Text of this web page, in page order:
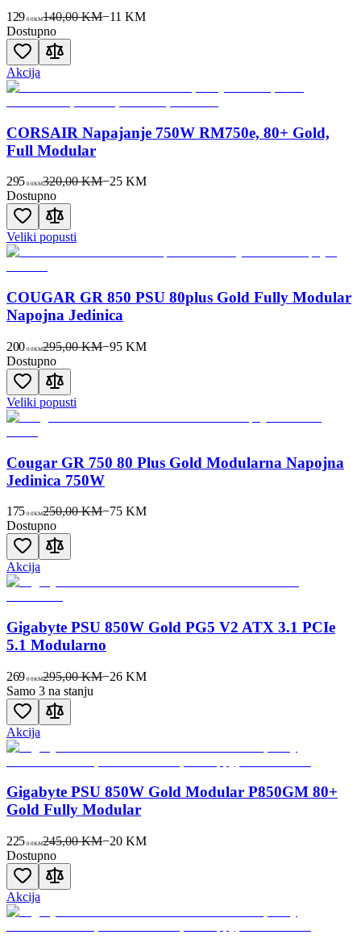
129 00KM140,00 KM−11 KM
Dostupno
Akcija
CORSAIR Napajanje 750W RM750e, 80+ Gold,
Full Modular
295 00KM320,00 KM−25 KM
Dostupno
Veliki popusti
COUGAR GR 850 PSU 80plus Gold Fully Modular
Napojna Jedinica
200 00KM295,00 KM−95 KM
Dostupno
Veliki popusti
Cougar GR 750 80 Plus Gold Modularna Napojna
Jedinica 750W
175 00KM250,00 KM−75 KM
Dostupno
Akcija
Gigabyte PSU 850W Gold PG5 V2 ATX 3.1 PCIe
5.1 Modularno
269 00KM295,00 KM−26 KM
Samo 3 na stanju
Akcija
Gigabyte PSU 850W Gold Modular P850GM 80+
Gold Fully Modular
225 00KM245,00 KM−20 KM
Dostupno
Akcija